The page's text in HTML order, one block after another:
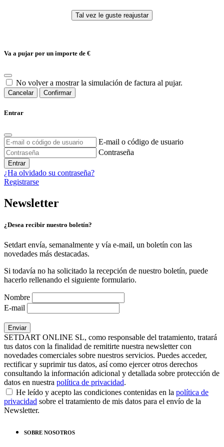
Va a pujar por un importe de €
No volver a mostrar la simulación de factura al pujar.
Cancelar Confirmar
Entrar
E-mail o código de usuario
Contraseña
Entrar
¿Ha olvidado su contraseña?
Registrarse
Newsletter
¿Desea recibir nuestro boletín?
Setdart envía, semanalmente y vía e-mail, un boletín con las
novedades más destacadas.
Si todavía no ha solicitado la recepción de nuestro boletín, puede
hacerlo rellenando el siguiente formulario.
Nombre
E-mail
SETDART ONLINE SL, como responsable del tratamiento, tratará
tus datos con la finalidad de remitirte nuestra newsletter con
novedades comerciales sobre nuestros servicios. Puedes acceder,
rectificar y suprimir tus datos, así como ejercer otros derechos
consultando la información adicional y detallada sobre protección de
datos en nuestra política de privacidad.
He leído y acepto las condiciones contenidas en la política de
privacidad sobre el tratamiento de mis datos para el envío de la
Newsletter.
SOBRE NOSOTROS